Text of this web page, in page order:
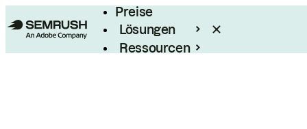
Preise
Lösungen
Ressourcen